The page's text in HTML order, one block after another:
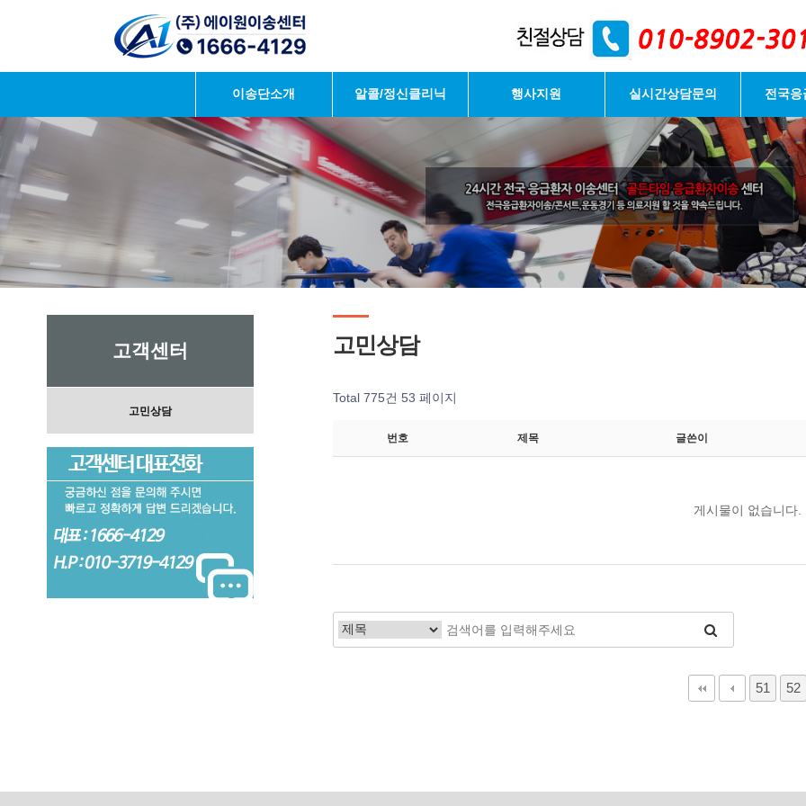
이송단소개 알콜/정신클리닉 행사지원 실시간상담문의 전국응
고객센터
고민상담
고민상담
Total 775건 53 페이지
번호 제목 글쓴이
게시물이 없습니다.
51 52